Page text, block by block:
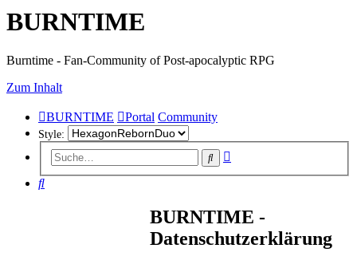
BURNTIME
Burntime - Fan-Community of Post-apocalyptic RPG
Zum Inhalt
BURNTIME Portal Community
Style:
Suche
Suche
BURNTIME -
Datenschutzerklärung